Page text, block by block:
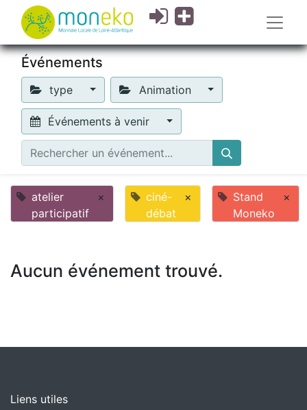
Événements
type Animation
Événements à venir
atelier
participatif
×
ciné-
débat
×
Stand
Moneko
×
Aucun événement trouvé.
Liens utiles